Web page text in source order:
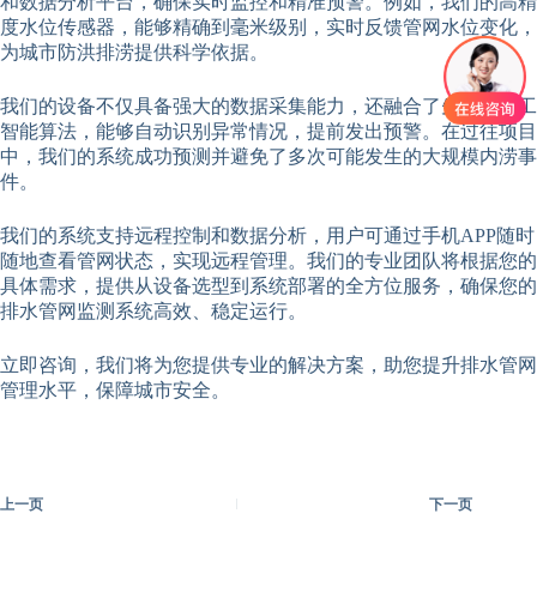
度水位传感器，能够精确到毫米级别，实时反馈管网水位变化，
为城市防洪排涝提供科学依据。
我们的设备不仅具备强大的数据采集能力，还融合了先进的人工
智能算法，能够自动识别异常情况，提前发出预警。在过往项目
中，我们的系统成功预测并避免了多次可能发生的大规模内涝事
件。
我们的系统支持远程控制和数据分析，用户可通过手机APP随时
随地查看管网状态，实现远程管理。我们的专业团队将根据您的
具体需求，提供从设备选型到系统部署的全方位服务，确保您的
排水管网监测系统高效、稳定运行。
立即咨询，我们将为您提供专业的解决方案，助您提升排水管网
管理水平，保障城市安全。
上一页 下一页